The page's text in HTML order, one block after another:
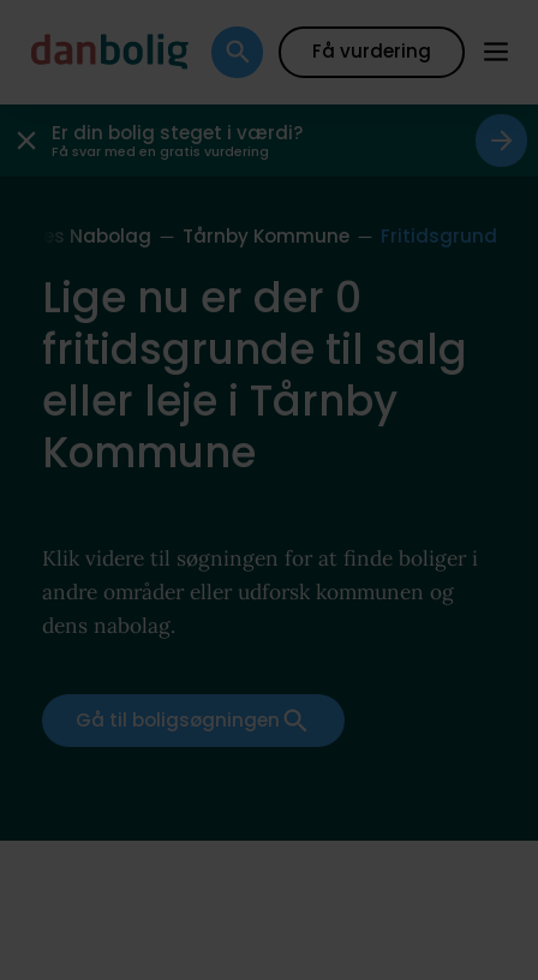
Få vurdering
Er din bolig steget i værdi?
Få svar med en gratis vurdering
Vores Nabolag Tårnby Kommune Fritidsgrund
Lige nu er der 0
fritidsgrunde til salg
eller leje i Tårnby
Kommune
Klik videre til søgningen for at finde boliger i
andre områder eller udforsk kommunen og
dens nabolag.
Gå til boligsøgningen